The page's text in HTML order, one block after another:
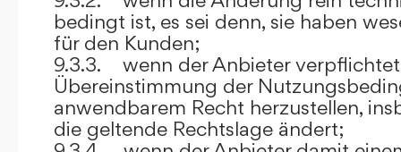
bedingt ist, es sei denn, sie haben
für den Kunden;
9.3.3. wenn der Anbieter verpflichtet
Übereinstimmung der
anwendbarem Recht herzustellen,
die geltende Rechtslage ändert;